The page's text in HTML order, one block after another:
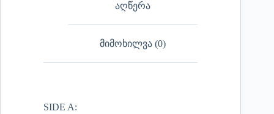
აღწერა
მიმოხილვა (0)
SIDE A: